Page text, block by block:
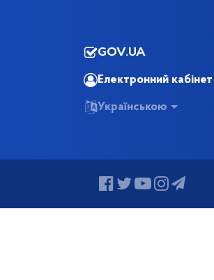
GOV.UA
Електронний кабінет
Українською